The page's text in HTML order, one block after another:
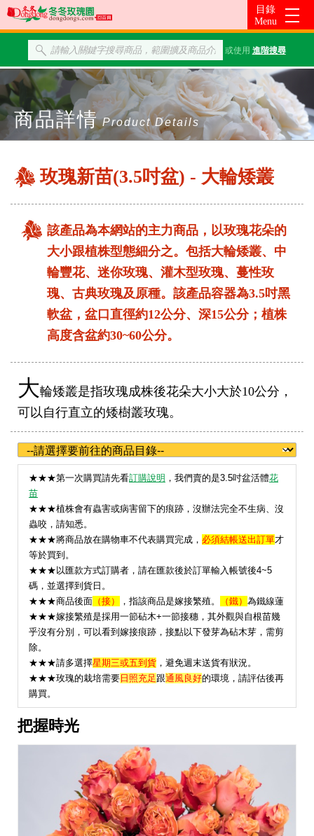
或使用 進階搜尋
商品詳情 Product Details
玫瑰新苗(3.5吋盆) - 大輪矮叢
該產品為本網站的主力商品，以玫瑰花朵的
大小跟植株型態細分之。包括大輪矮叢、中
輪豐花、迷你玫瑰、灌木型玫瑰、蔓性玫
瑰、古典玫瑰及原種。該產品容器為3.5吋黑
軟盆，盆口直徑約12公分、深15公分；植株
高度含盆約30~60公分。
大輪矮叢是指玫瑰成株後花朵大小大於10公分，
可以自行直立的矮樹叢玫瑰。
★★★第一次購買請先看訂購說明 ，我們賣的是3.5吋盆活體花
苗
★★★植株會有蟲害或病害留下的痕跡，沒辦法完全不生病、沒
蟲咬，請知悉。
★★★將商品放在購物車不代表購買完成， 必須結帳送出訂單才
等於買到。
★★★以匯款方式訂購者，請在匯款後於訂單輸入帳號後4~5
碼，並選擇到貨日。
★★★商品後面 （接） ，指該商品是嫁接繁殖。 （鐵） 為鐵線蓮
★★★嫁接繁殖是採用一節砧木+一節接穗，其外觀與自根苗幾
乎沒有分別，可以看到嫁接痕跡，接點以下發芽為砧木芽，需剪
除。
★★★請多選擇星期三或五到貨 ，避免週末送貨有狀況。
★★★玫瑰的栽培需要日照充足 跟通風良好的環境，請評估後再
購買。
把握時光